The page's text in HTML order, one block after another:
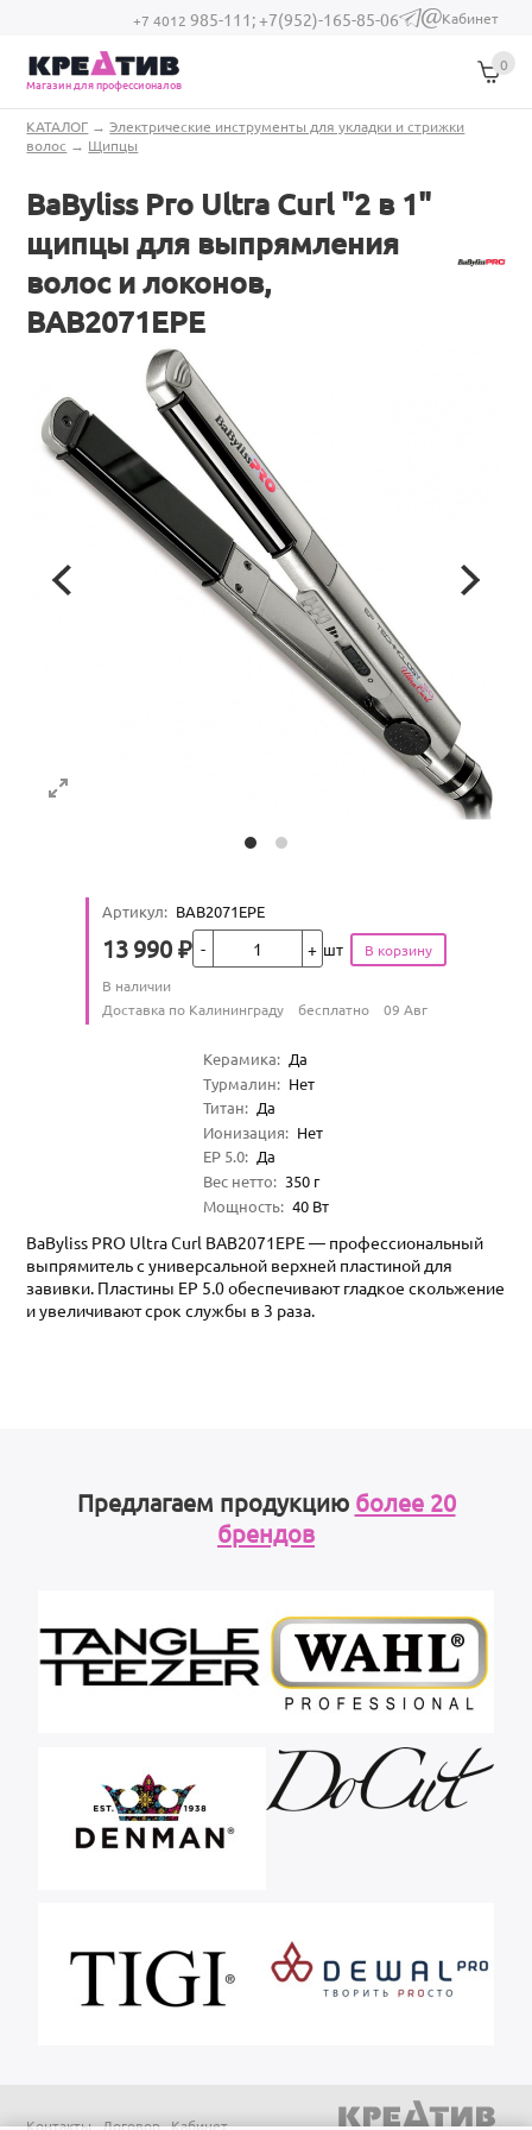
Перейти к основному содержанию
+7 4012 985-111;+7(952)-165-85-06
(link sends e-
Кабинет
Магазин для профессионалов
0
Вы здесь
КАТАЛОГ →Электрические инструменты для укладки и стрижки
волос → Щипцы
BaByliss Pro Ultra Curl "2 в 1"
щипцы для выпрямления
волос и локонов,
BAB2071EPE
Артикул: BAB2071EPE
Цена
13 990 ₽ шт
Количество
В наличии
Условия доставки
Доставка по Калининграду бесплатно 09 Авг
Характеристики
Керамика: Да
Турмалин: Нет
Титан: Да
Ионизация: Нет
EP 5.0: Да
Вес нетто: 350 г
Мощность: 40 Вт
BaByliss PRO Ultra Curl BAB2071EPE — профессиональный
выпрямитель с универсальной верхней пластиной для
завивки. Пластины EP 5.0 обеспечивают гладкое скольжение
и увеличивают срок службы в 3 раза.
Предлагаем продукцию более 20
брендов
Контакты Договор Кабинет